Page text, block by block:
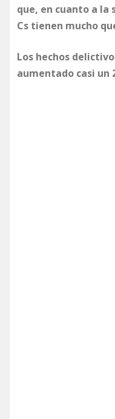
que, en cuanto a la
Cs tienen mucho
Los hechos
aumentado casi un